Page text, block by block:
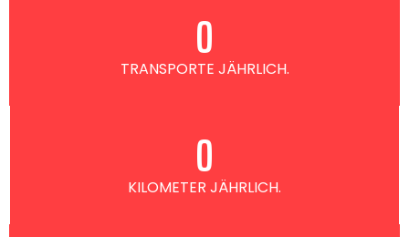
TRANSPORTE JÄHRLICH.
0
KILOMETER JÄHRLICH.
0